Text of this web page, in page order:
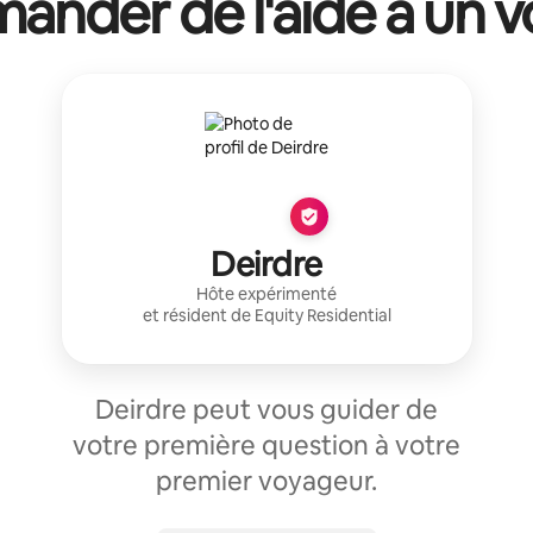
Deirdre
Hôte expérimenté
et résident de Equity Residential
Deirdre peut vous guider de
votre première question à votre
premier voyageur.